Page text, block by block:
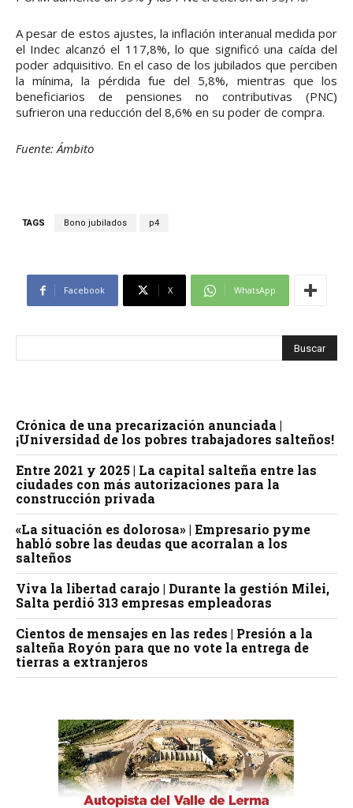
A pesar de estos ajustes, la inflación interanual medida por
el Indec alcanzó el 117,8%, lo que significó una caída del
poder adquisitivo. En el caso de los jubilados que perciben
la mínima, la pérdida fue del 5,8%, mientras que los
beneficiarios de pensiones no contributivas (PNC)
sufrieron una reducción del 8,6% en su poder de compra.
Fuente: Ámbito
TAGS Bono jubilados p4
Facebook X WhatsApp
Crónica de una precarización anunciada |
¡Universidad de los pobres trabajadores salteños!
Entre 2021 y 2025 | La capital salteña entre las
ciudades con más autorizaciones para la
construcción privada
«La situación es dolorosa» | Empresario pyme
habló sobre las deudas que acorralan a los
salteños
Viva la libertad carajo | Durante la gestión Milei,
Salta perdió 313 empresas empleadoras
Cientos de mensajes en las redes | Presión a la
salteña Royón para que no vote la entrega de
tierras a extranjeros